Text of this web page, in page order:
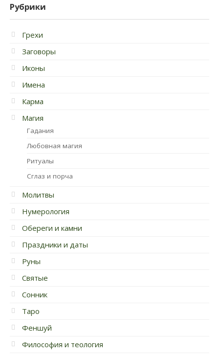
Рубрики
Грехи
Заговоры
Иконы
Имена
Карма
Магия
Гадания
Любовная магия
Ритуалы
Сглаз и порча
Молитвы
Нумерология
Обереги и камни
Праздники и даты
Руны
Святые
Сонник
Таро
Феншуй
Философия и теология